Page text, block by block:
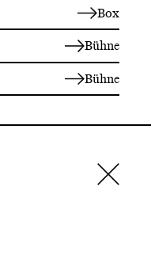
Box
Bühne
Bühne